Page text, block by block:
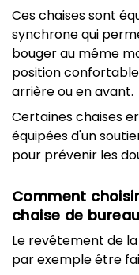
Ces chaises sont
synchrone qui
bouger au même
position
arrière ou en avant.
Certaines chaises
équipées d'un
pour prévenir les
Comment
chaise de
Le revêtement de
par exemple être